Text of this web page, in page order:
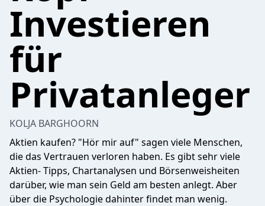
Investieren
für
Privatanleger
KOLJA BARGHOORN
Aktien kaufen? "Hör mir auf" sagen viele Menschen,
die das Vertrauen verloren haben. Es gibt sehr viele
Aktien- Tipps, Chartanalysen und Börsenweisheiten
darüber, wie man sein Geld am besten anlegt. Aber
über die Psychologie dahinter findet man wenig.